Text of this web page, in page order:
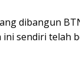
dibangun
ini sendiri telah